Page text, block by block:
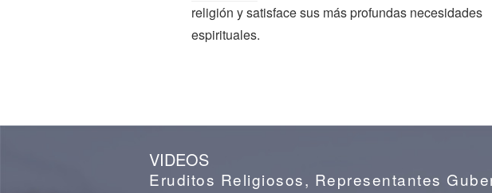
religión y satisface sus más profundas necesidades
espirituales.
VIDEOS
Eruditos Religiosos, Representantes